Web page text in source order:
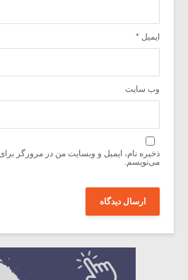
ایمیل *
وب‌ سایت
ذخیره نام، ایمیل و وبسایت من در مرورگر
می‌نویسم.